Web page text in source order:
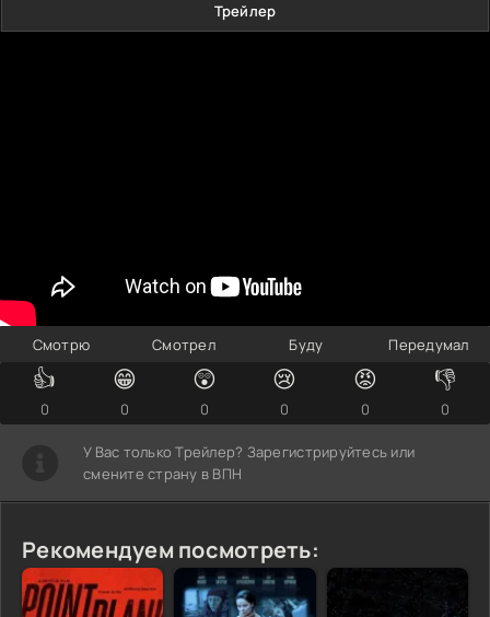
Трейлер
Смотрю Смотрел Буду Передумал
👍
0
😁
0
😲
0
😢
0
😡
0
👎
0
У Вас только Трейлер? Зарегистрируйтесь или
смените страну в ВПН
Рекомендуем посмотреть: